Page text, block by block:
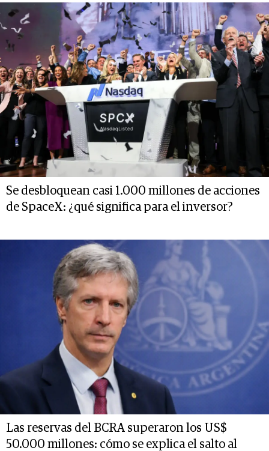
Se desbloquean casi 1.000 millones de acciones
de SpaceX: ¿qué significa para el inversor?
Las reservas del BCRA superaron los US$
50.000 millones: cómo se explica el salto al